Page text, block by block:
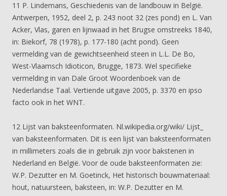
11 P. Lindemans, Geschiedenis van de landbouw in België.
Antwerpen, 1952, deel 2, p. 243 noot 32 (zes pond) en L. Van
Acker, Vlas, garen en lijnwaad in het Brugse omstreeks 1840,
in: Biekorf, 78 (1978), p. 177-180 (acht pond). Geen
vermelding van de gewichtseenheid steen in L.L. De Bo,
West-Vlaamsch Idioticon, Brugge, 1873. Wel specifieke
vermelding in van Dale Groot Woordenboek van de
Nederlandse Taal. Vertiende uitgave 2005, p. 3370 en ipso
facto ook in het WNT.
12 Lijst van baksteenformaten. Nl.wikipedia.org/wiki/ Lijst­_
van baksteenformaten. Dit is een lijst van baksteenformaten
in millimeters zoals die in gebruik zijn voor bakstenen in
Nederland en België. Voor de oude baksteenformaten zie:
W.P. Dezutter en M. Goetinck, Het historisch bouwmateriaal:
hout, natuursteen, baksteen, in: W.P. Dezutter en M.